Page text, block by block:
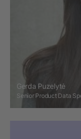
Gerda Puzelytė
Senior Product Data